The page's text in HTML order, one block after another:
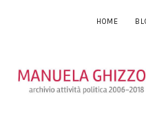
HOME